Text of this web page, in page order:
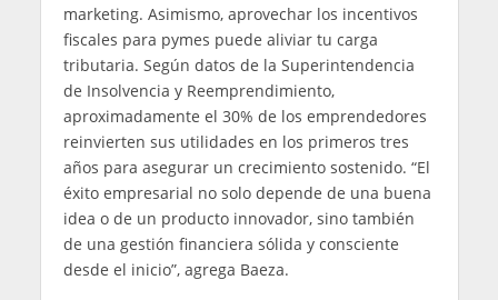
marketing. Asimismo, aprovechar los incentivos
fiscales para pymes puede aliviar tu carga
tributaria. Según datos de la Superintendencia
de Insolvencia y Reemprendimiento,
aproximadamente el 30% de los emprendedores
reinvierten sus utilidades en los primeros tres
años para asegurar un crecimiento sostenido. “El
éxito empresarial no solo depende de una buena
idea o de un producto innovador, sino también
de una gestión financiera sólida y consciente
desde el inicio”, agrega Baeza.